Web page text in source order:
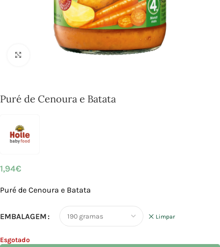
Click to enlarge
Puré de Cenoura e Batata
1,94€
Puré de Cenoura e Batata
EMBALAGEM Limpar
Esgotado